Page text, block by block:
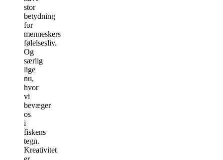
stor
betydning
for
menneskers
følelsesliv.
Og
særlig
lige
nu,
hvor
vi
bevæger
os
i
fiskens
tegn.
Kreativitet